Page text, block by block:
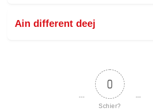
Ain different deej
0
Schier?